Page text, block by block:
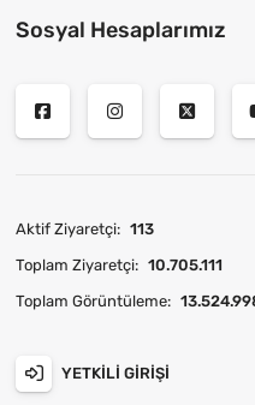
Sosyal Hesaplarımız
Aktif Ziyaretçi: 113
Toplam Ziyaretçi: 10.705.111
Toplam Görüntüleme:
YETKILI GIRIŞI